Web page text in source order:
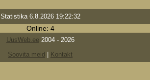
Statistika 6.8.2026 19:22:32
Online: 4
UusWeb.ee2004 - 2026
Soovita meid
Kontakt